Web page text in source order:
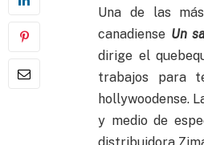
Una de las
canadiense Un
dirige el
trabajos para
hollywoodense.
y medio de